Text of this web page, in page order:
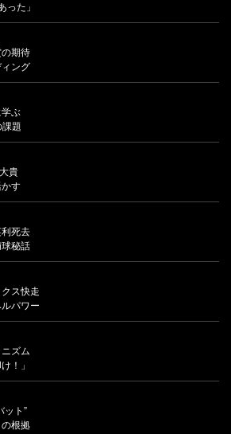
った」
期待
ング
ぶ
題
貴
す
死去
秘話
ス快走
パワー
ズム
！」
ット”
根拠